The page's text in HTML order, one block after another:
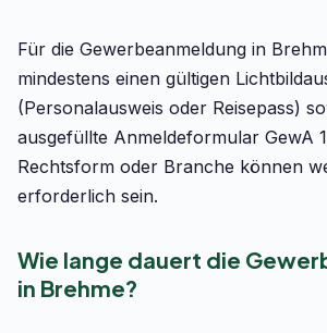
Für die Gewerbeanmeldung in
mindestens einen gültigen
(Personalausweis oder Reisepass)
ausgefüllte Anmeldeformular GewA
Rechtsform oder Branche können
erforderlich sein.
Wie lange dauert die
in Brehme?